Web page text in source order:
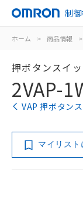
制
ホーム > 商品情報 >
押ボタンスイ
2VAP-
VAP 押ボタン
マイリスト